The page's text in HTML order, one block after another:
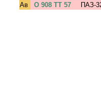
Ав
О 908 ТТ 57 ПАЗ-